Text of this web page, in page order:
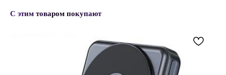
С этим товаром покупают